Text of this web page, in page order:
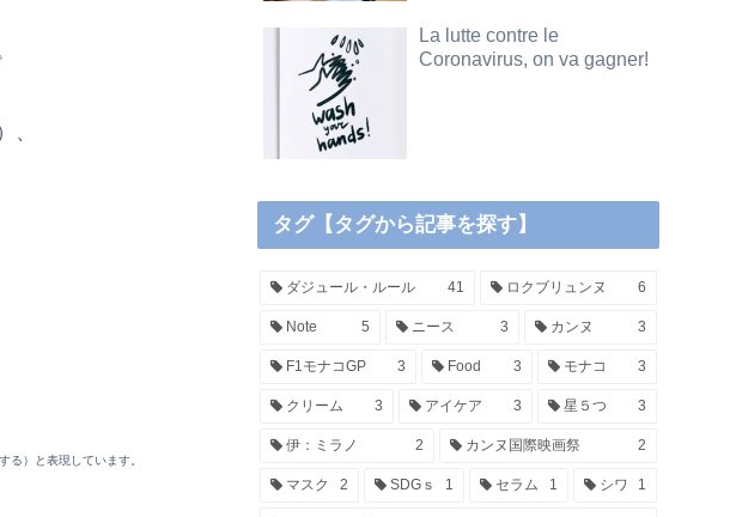
、
る）と表現しています。
La lutte contre le
Coronavirus, on va gagner!
タグ【タグから記事を探す】
ダジュール・ルール 41 ロクブリュンヌ 6
Note 5 ニース 3 カンヌ 3
F1モナコGP 3 Food 3 モナコ 3
クリーム 3 アイケア 3 星５つ 3
伊：ミラノ 2 カンヌ国際映画祭 2
マスク 2 SDGｓ 1 セラム 1 シワ 1